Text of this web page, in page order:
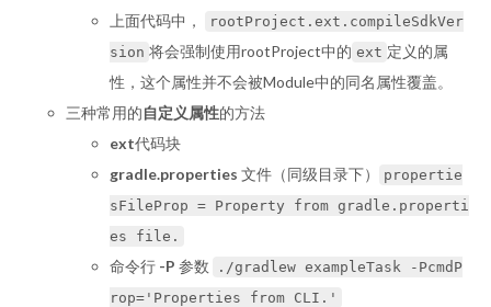
上面代码中，
rootProject.ext.compileSdkVer
sion 将会强制使用rootProject中的 ext 定义的属
性，这个属性并不会被Module中的同名属性覆盖。
三种常用的自定义属性的方法
ext代码块
gradle.properties 文件（同级目录下）
propertie
sFileProp = Property from gradle.properti
es file.
命令行 -P 参数
./gradlew exampleTask -PcmdP
rop='Properties from CLI.'